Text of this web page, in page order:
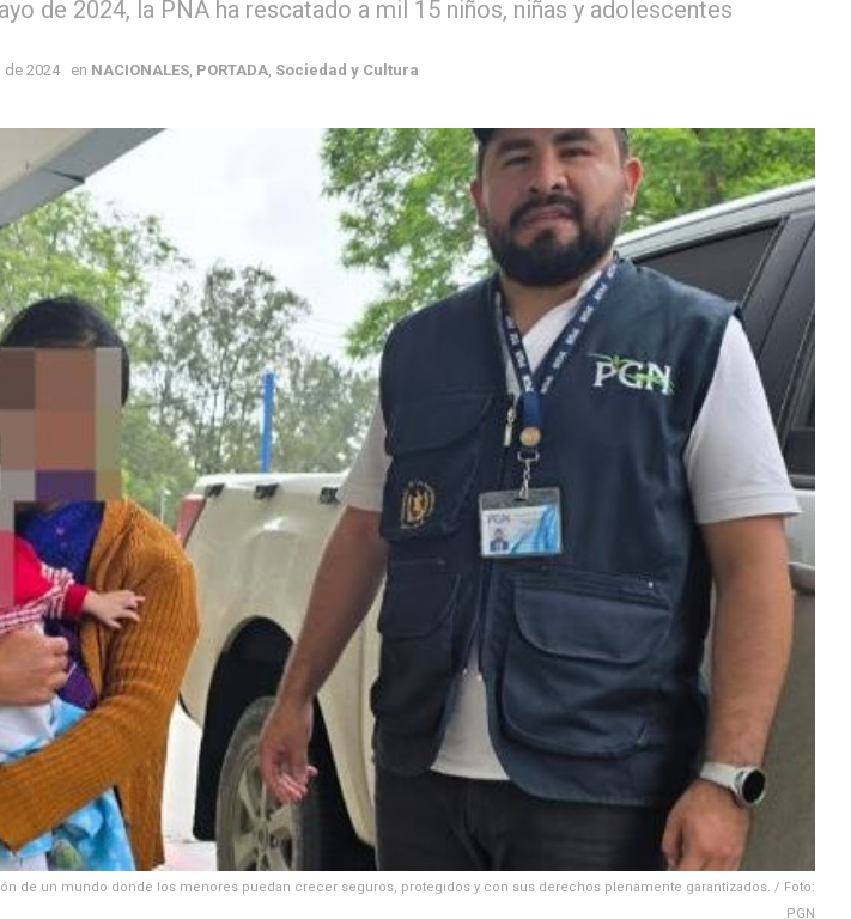
de 2024, la PNA ha rescatado a mil 15 niños, niñas y adolescentes
de 2024 en NACIONALES PORTADA Sociedad y Cultura
de un mundo donde los menores puedan crecer seguros, protegidos y con sus derechos plenamente garantizados. / Foto:
PGN